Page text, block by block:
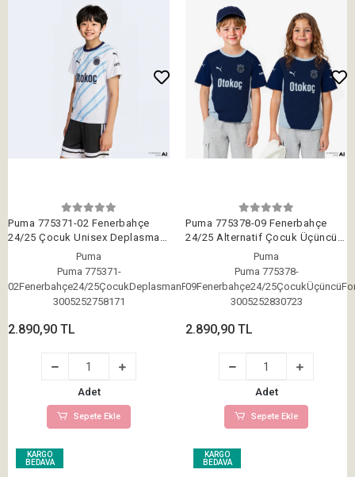
Puma 775371-02 Fenerbahçe
24/25 Çocuk Unisex Deplasman
Forması Beyaz-Lacivert
Puma
Puma 775371-
02Fenerbahçe24/25ÇocukDeplasmanForması
3005252758171
2.890,90 TL
Adet
Sepete Ekle
Puma 775378-09 Fenerbahçe
24/25 Alternatif Çocuk Üçüncü
Forması LacivertPuma
Puma 775378-
09Fenerbahçe24/
3005252830723
2.890,90 TL
Adet
Sepete Ekle
KARGO
BEDAVA
KARGO
BEDAVA